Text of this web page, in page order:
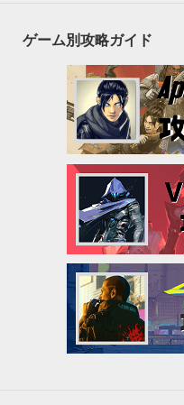
ゲーム別攻略ガイド